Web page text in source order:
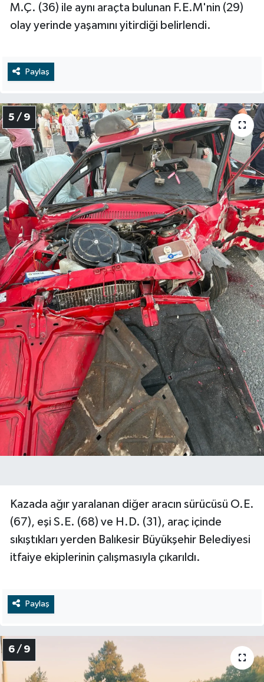
M.Ç. (36) ile aynı araçta bulunan F.E.M'nin (29)
olay yerinde yaşamını yitirdiği belirlendi.
Paylaş
5 / 9
Kazada ağır yaralanan diğer aracın sürücüsü O.E.
(67), eşi S.E. (68) ve H.D. (31), araç içinde
sıkıştıkları yerden Balıkesir Büyükşehir Belediyesi
itfaiye ekiplerinin çalışmasıyla çıkarıldı.
Paylaş
6 / 9